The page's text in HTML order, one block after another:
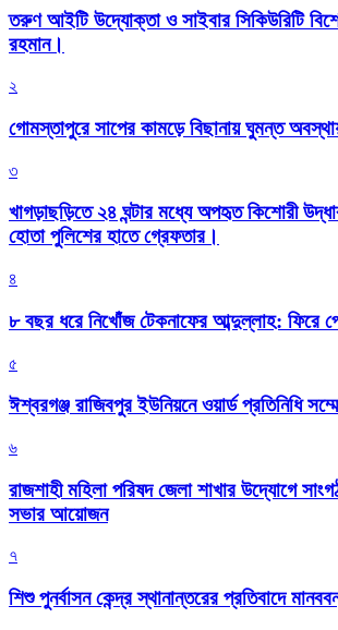
তরুণ আইটি উদ্যোক্তা ও সাইবার সিকিউরিটি
রহমান।
২
গোমস্তাপুরে সাপের কামড়ে বিছানায় ঘুমন্ত
৩
খাগড়াছড়িতে ২৪ ঘন্টার মধ্যে অপহৃত কিশোরী
হোতা পুলিশের হাতে গ্রেফতার।
৪
৮ বছর ধরে নিখোঁজ টেকনাফের আব্দুল্লাহ: ফিরে
৫
ঈশ্বরগঞ্জ রাজিবপুর ইউনিয়নে ওয়ার্ড প্রতিনিধি
৬
রাজশাহী মহিলা পরিষদ জেলা শাখার উদ্যোগে
সভার আয়োজন
৭
শিশু পুনর্বাসন কেন্দ্র স্থানান্তরের প্রতিবাদে